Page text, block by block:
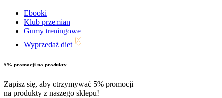
Ebooki
Klub przemian
Gumy treningowe
Wyprzedaż diet
5% promocji na produkty
Zapisz się, aby otrzymywać 5% promocji
na produkty z naszego sklepu!